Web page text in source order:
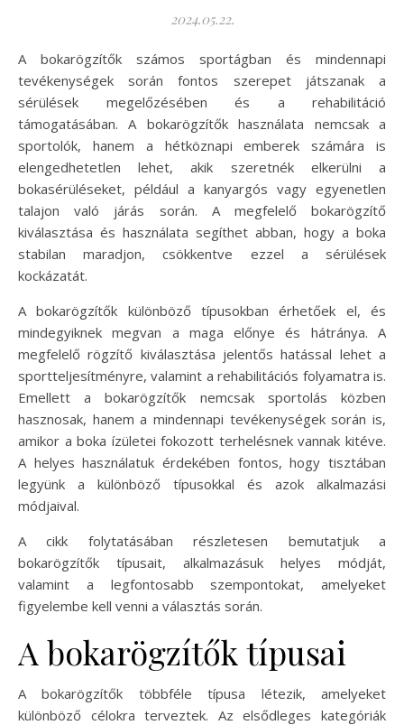
2024.05.22.
A bokarögzítők számos sportágban és mindennapi
tevékenységek során fontos szerepet játszanak a
sérülések megelőzésében és a rehabilitáció
támogatásában. A bokarögzítők használata nemcsak a
sportolók, hanem a hétköznapi emberek számára is
elengedhetetlen lehet, akik szeretnék elkerülni a
bokasérüléseket, például a kanyargós vagy egyenetlen
talajon való járás során. A megfelelő bokarögzítő
kiválasztása és használata segíthet abban, hogy a boka
stabilan maradjon, csökkentve ezzel a sérülések
kockázatát.
A bokarögzítők különböző típusokban érhetőek el, és
mindegyiknek megvan a maga előnye és hátránya. A
megfelelő rögzítő kiválasztása jelentős hatással lehet a
sportteljesítményre, valamint a rehabilitációs folyamatra is.
Emellett a bokarögzítők nemcsak sportolás közben
hasznosak, hanem a mindennapi tevékenységek során is,
amikor a boka ízületei fokozott terhelésnek vannak kitéve.
A helyes használatuk érdekében fontos, hogy tisztában
legyünk a különböző típusokkal és azok alkalmazási
módjaival.
A cikk folytatásában részletesen bemutatjuk a
bokarögzítők típusait, alkalmazásuk helyes módját,
valamint a legfontosabb szempontokat, amelyeket
figyelembe kell venni a választás során.
A bokarögzítők típusai
A bokarögzítők többféle típusa létezik, amelyeket
különböző célokra terveztek. Az elsődleges kategóriák